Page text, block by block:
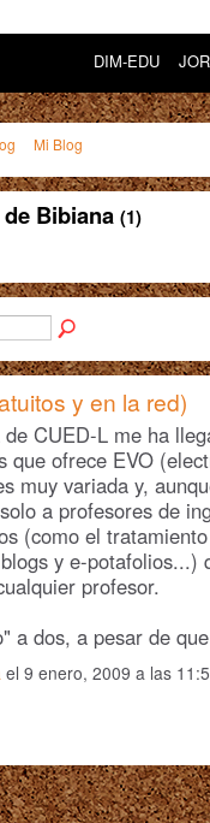
DIM-EDU
Mi Blog
Bibiana (1)
y en la red)
CUED-L me ha
que ofrece EVO
muy variada y,
a profesores de
(como el
y e-potafolios...)
profesor.
a dos, a pesar de
el 9 enero, 2009 a las